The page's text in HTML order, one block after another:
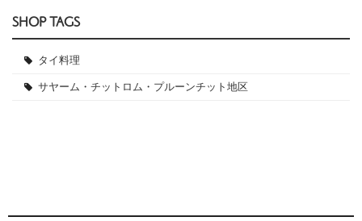
SHOP TAGS
タイ料理
サヤーム・チットロム・プルーンチット地区